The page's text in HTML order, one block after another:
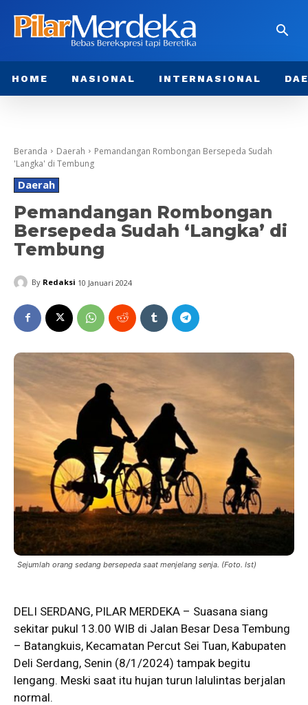
HOME NASIONAL INTERNASIONAL
Beranda Daerah
Pemandangan Rombongan Bersepeda Sudah
'Langka' di Tembung
Daerah
Pemandangan Rombongan
Bersepeda Sudah ‘Langka’ di
Tembung
By Redaksi 10 Januari 2024
Sejumlah orang sedang bersepeda saat menjelang senja. (Foto. Ist)
DELI SERDANG, PILAR MERDEKA – Suasana siang
sekitar pukul 13.00 WIB di Jalan Besar Desa Tembung
– Batangkuis, Kecamatan Percut Sei Tuan, Kabupaten
Deli Serdang, Senin (8/1/2024) tampak begitu
lengang. Meski saat itu hujan turun lalulintas berjalan
normal.